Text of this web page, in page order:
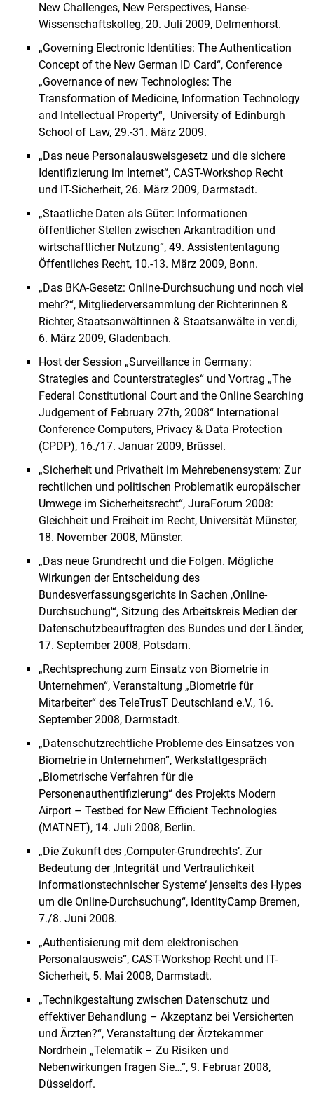
New Challenges, New Perspectives, Hanse-
Wissenschaftskolleg, 20. Juli 2009, Delmenhorst.
„Governing Electronic Identities: The Authentication
Concept of the New German ID Card“, Conference
„Governance of new Technologies: The
Transformation of Medicine, Information Technology
and Intellectual Property“, University of Edinburgh
School of Law, 29.-31. März 2009.
„Das neue Personalausweisgesetz und die sichere
Identifizierung im Internet“, CAST-Workshop Recht
und IT-Sicherheit, 26. März 2009, Darmstadt.
„Staatliche Daten als Güter: Informationen
öffentlicher Stellen zwischen Arkantradition und
wirtschaftlicher Nutzung“, 49. Assistententagung
Öffentliches Recht, 10.-13. März 2009, Bonn.
„Das BKA-Gesetz: Online-Durchsuchung und noch viel
mehr?“, Mitgliederversammlung der Richterinnen &
Richter, Staatsanwältinnen & Staatsanwälte in ver.di,
6. März 2009, Gladenbach.
Host der Session „Surveillance in Germany:
Strategies and Counterstrategies“ und Vortrag „The
Federal Constitutional Court and the Online Searching
Judgement of February 27th, 2008“ International
Conference Computers, Privacy & Data Protection
(CPDP), 16./17. Januar 2009, Brüssel.
„Sicherheit und Privatheit im Mehrebenensystem: Zur
rechtlichen und politischen Problematik europäischer
Umwege im Sicherheitsrecht“, JuraForum 2008:
Gleichheit und Freiheit im Recht, Universität Münster,
18. November 2008, Münster.
„Das neue Grundrecht und die Folgen. Mögliche
Wirkungen der Entscheidung des
Bundesverfassungsgerichts in Sachen ,Online-
Durchsuchung'“, Sitzung des Arbeitskreis Medien der
Datenschutzbeauftragten des Bundes und der Länder,
17. September 2008, Potsdam.
„Rechtsprechung zum Einsatz von Biometrie in
Unternehmen“, Veranstaltung „Biometrie für
Mitarbeiter“ des TeleTrusT Deutschland e.V., 16.
September 2008, Darmstadt.
„Datenschutzrechtliche Probleme des Einsatzes von
Biometrie in Unternehmen“, Werkstattgespräch
„Biometrische Verfahren für die
Personenauthentifizierung“ des Projekts Modern
Airport – Testbed for New Efficient Technologies
(MATNET), 14. Juli 2008, Berlin.
„Die Zukunft des ,Computer-Grundrechts‘. Zur
Bedeutung der ,Integrität und Vertraulichkeit
informationstechnischer Systeme‘ jenseits des Hypes
um die Online-Durchsuchung“, IdentityCamp Bremen,
7./8. Juni 2008.
„Authentisierung mit dem elektronischen
Personalausweis“, CAST-Workshop Recht und IT-
Sicherheit, 5. Mai 2008, Darmstadt.
„Technikgestaltung zwischen Datenschutz und
effektiver Behandlung – Akzeptanz bei Versicherten
und Ärzten?“, Veranstaltung der Ärztekammer
Nordrhein „Telematik – Zu Risiken und
Nebenwirkungen fragen Sie…“, 9. Februar 2008,
Düsseldorf.